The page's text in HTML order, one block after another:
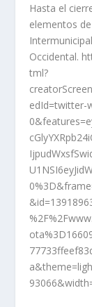
Hasta el
elementos
Occidental.
tml?
edId=twitter-